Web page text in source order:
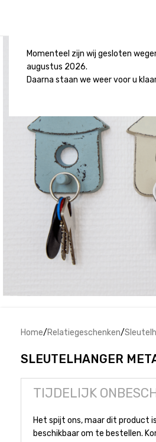
Momenteel zijn wij gesloten
augustus 2026.
Daarna staan we weer voor u
Home/Relatiegeschenken/
SLEUTELHANGER
TIJDELIJK
Het spijt ons, maar dit product
beschikbaar om te bestellen.